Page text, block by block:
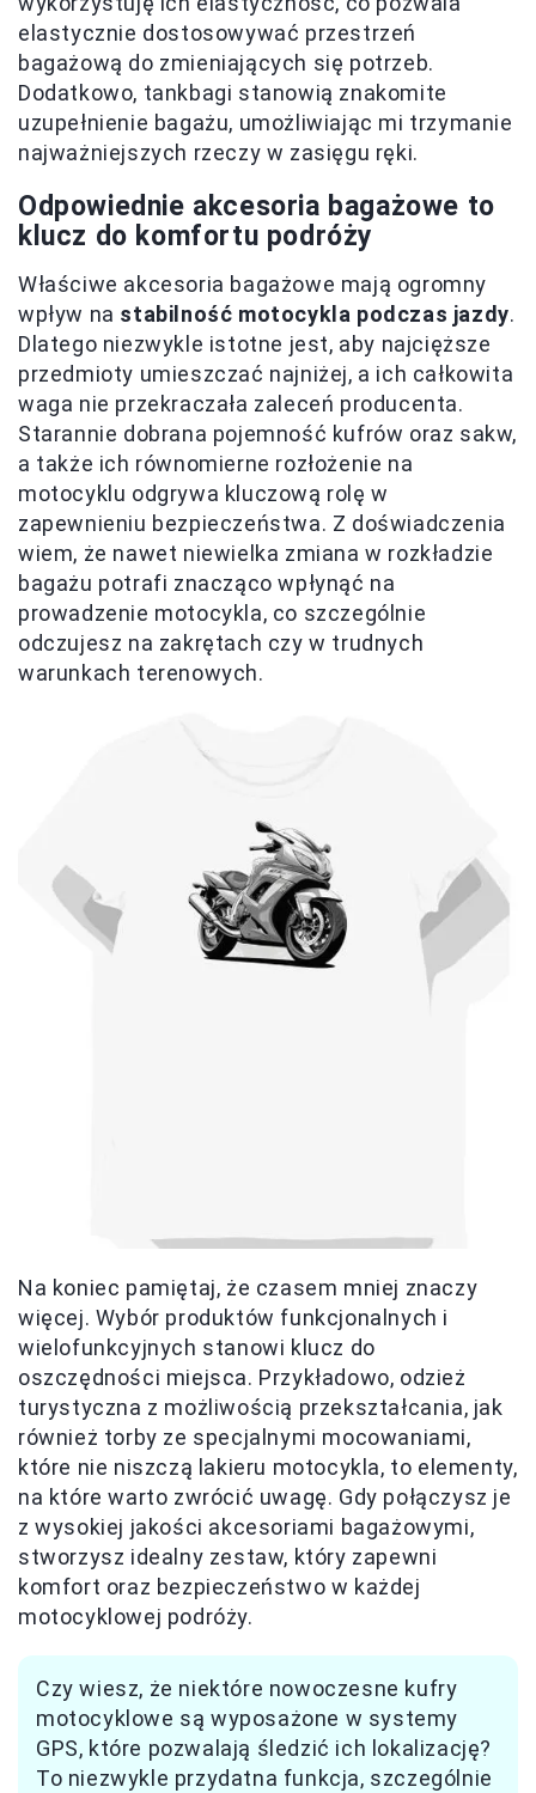
elastycznie dostosowywać przestrzeń
bagażową do zmieniających się potrzeb.
Dodatkowo, tankbagi stanowią znakomite
uzupełnienie bagażu, umożliwiając mi trzymanie
najważniejszych rzeczy w zasięgu ręki.
Odpowiednie akcesoria bagażowe to
klucz do komfortu podróży
Właściwe akcesoria bagażowe mają ogromny
wpływ na stabilność motocykla podczas jazdy.
Dlatego niezwykle istotne jest, aby najcięższe
przedmioty umieszczać najniżej, a ich całkowita
waga nie przekraczała zaleceń producenta.
Starannie dobrana pojemność kufrów oraz sakw,
a także ich równomierne rozłożenie na
motocyklu odgrywa kluczową rolę w
zapewnieniu bezpieczeństwa. Z doświadczenia
wiem, że nawet niewielka zmiana w rozkładzie
bagażu potrafi znacząco wpłynąć na
prowadzenie motocykla, co szczególnie
odczujesz na zakrętach czy w trudnych
warunkach terenowych.
Na koniec pamiętaj, że czasem mniej znaczy
więcej. Wybór produktów funkcjonalnych i
wielofunkcyjnych stanowi klucz do
oszczędności miejsca. Przykładowo, odzież
turystyczna z możliwością przekształcania, jak
również torby ze specjalnymi mocowaniami,
które nie niszczą lakieru motocykla, to elementy,
na które warto zwrócić uwagę. Gdy połączysz je
z wysokiej jakości akcesoriami bagażowymi,
stworzysz idealny zestaw, który zapewni
komfort oraz bezpieczeństwo w każdej
motocyklowej podróży.
Czy wiesz, że niektóre nowoczesne kufry
motocyklowe są wyposażone w systemy
GPS, które pozwalają śledzić ich lokalizację?
To niezwykle przydatna funkcja, szczególnie